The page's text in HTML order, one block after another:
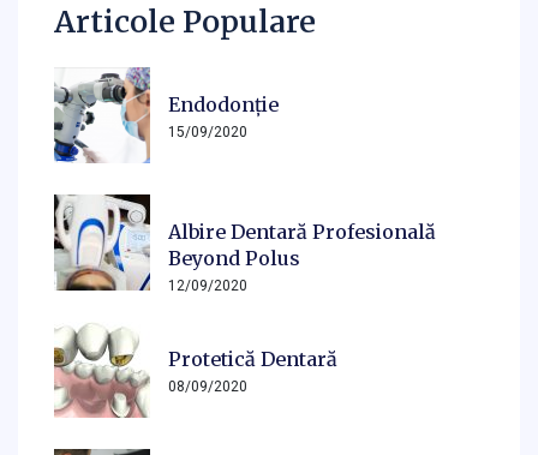
Articole Populare
Endodonție
15/09/2020
Albire Dentară Profesională
Beyond Polus
12/09/2020
Protetică Dentară
08/09/2020